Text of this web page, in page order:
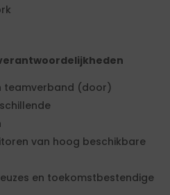
teamverband (door)
van hoog beschikbare
en toekomstbestendige